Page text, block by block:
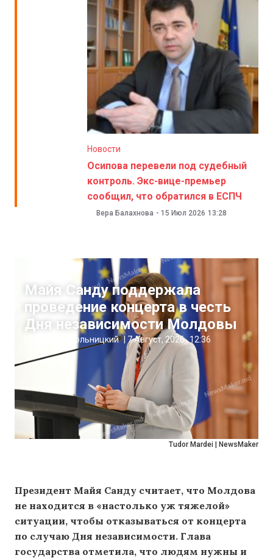
Новости
Осипова перевели под судебный
контроль. Экс-вице-премьер
сообщил, что обратился в ЕСПЧ
Вера Балахнова - 15 Июл 2026 13:28
Tudor Mardei | NewsMaker
Майя Санду поддержала
проведение концерта в честь
Дня независимости Молдовы
Николай Пахольницкий 7 Август, 2026 12:36
Президент Майя Санду считает, что Молдова
не находится в «настолько уж тяжелой»
ситуации, чтобы отказываться от концерта
по случаю Дня независимости. Глава
государства отметила, что людям нужны и